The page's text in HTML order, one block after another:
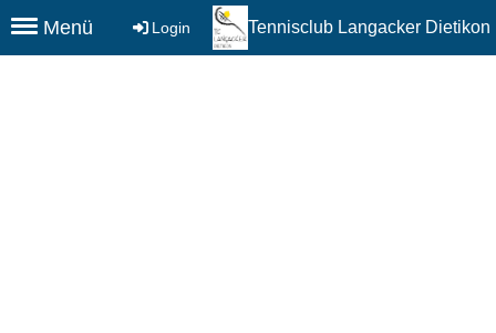
Menü Login Tennisclub Langacker Dietikon